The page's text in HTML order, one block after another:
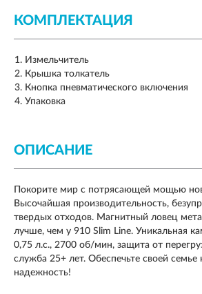
КОМПЛЕКТАЦИЯ
Измельчитель
Крышка толкатель
Кнопка пневматического включения
Упаковка
ОПИСАНИЕ
Покорите мир с потрясающей мощью
Высочайшая производительность,
твердых отходов. Магнитный ловец
лучше, чем у 910 Slim Line. Уникальная
0,75 л.с., 2700 об/мин, защита от
служба 25+ лет. Обеспечьте своей
надежность!